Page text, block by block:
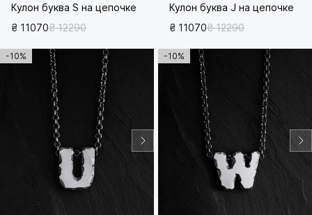
Кулон буква S на цепочке
₴ 11070₴ 12290
Кулон буква J на цепочке
₴ 11070₴ 12290
-10% -10%